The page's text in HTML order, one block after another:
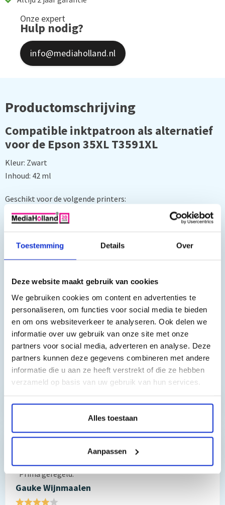
Toestemming Details Over
Deze website maakt gebruik van cookies
We gebruiken cookies om content en advertenties te
personaliseren, om functies voor social media te bieden
en om ons websiteverkeer te analyseren. Ook delen we
informatie over uw gebruik van onze site met onze
partners voor social media, adverteren en analyse. Deze
partners kunnen deze gegevens combineren met andere
informatie die u aan ze heeft verstrekt of die ze hebben
verzameld op basis van uw gebruik van hun services.
Alles toestaan
Aanpassen
Onze expert
Hulp nodig?
info@mediaholland.nl
Productomschrijving
Compatible inktpatroon als alternatief
voor de Epson 35XL T3591XL
Kleur: Zwart
Inhoud: 42 ml
Geschikt voor de volgende printers:
Epson WorkForce Pro WF-4740DTWF, Epson WorkForce Pro
Epson WorkForce Pro 4725DW
Toch nog een vraag?
Hebt u vragen bij het artikel?
Reviews van klanten…
”Prima geregeld. ”
Gauke Wijnmaalen